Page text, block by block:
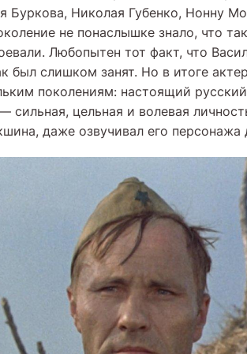
Буркова, Николая Губенко, Нонну
не понаслышке знало, что
Любопытен тот факт, что
был слишком занят. Но в итоге
поколениям: настоящий
сильная, цельная и волевая
даже озвучивал его персонажа